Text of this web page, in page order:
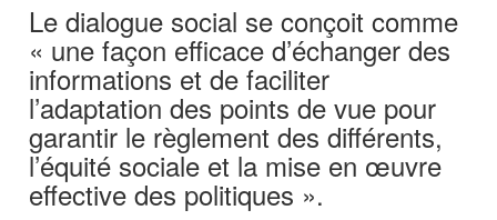
Le dialogue social se conçoit comme
« une façon efficace d’échanger des
informations et de faciliter
l’adaptation des points de vue pour
garantir le règlement des différents,
l’équité sociale et la mise en œuvre
effective des politiques ».